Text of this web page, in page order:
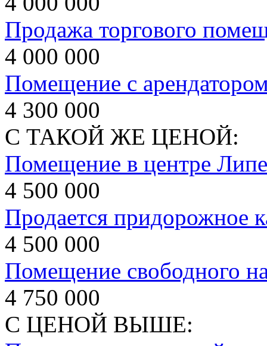
Продажа торгового
4 000 000
Помещение с
4 300 000
С ТАКОЙ ЖЕ ЦЕНОЙ:
Помещение в центре
4 500 000
Продается придорожное
4 500 000
Помещение свободного
4 750 000
С ЦЕНОЙ ВЫШЕ: